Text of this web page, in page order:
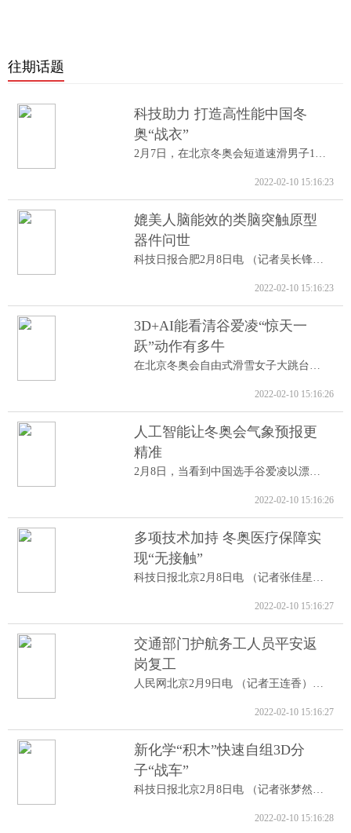
往期话题
科技助力 打造高性能中国冬
奥“战衣”
2月7日，在北京冬奥会短道速滑男子1000米A...
2022-02-10 15:16:23
媲美人脑能效的类脑突触原型
器件问世
科技日报合肥2月8日电 （记者吴长锋）8日...
2022-02-10 15:16:23
3D+AI能看清谷爱凌“惊天一
跃”动作有多牛
在北京冬奥会自由式滑雪女子大跳台决赛中...
2022-02-10 15:16:26
人工智能让冬奥会气象预报更
精准
2月8日，当看到中国选手谷爱凌以漂亮的高...
2022-02-10 15:16:26
多项技术加持 冬奥医疗保障实
现“无接触”
科技日报北京2月8日电 （记者张佳星）记...
2022-02-10 15:16:27
交通部门护航务工人员平安返
岗复工
人民网北京2月9日电 （记者王连香）记者...
2022-02-10 15:16:27
新化学“积木”快速自组3D分
子“战车”
科技日报北京2月8日电 （记者张梦然）据...
2022-02-10 15:16:28